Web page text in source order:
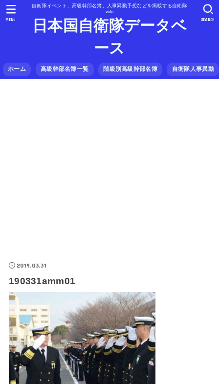
自衛隊イベント、高級幹部名簿、人事異動予想などを掲載する自衛隊
wiki
日本国自衛隊データベ
ース
ホーム 高級幹部名簿一覧 階級別高級幹部名簿 自衛隊人事異動
SEARCH
MENU
2019.03.31
190331amm01